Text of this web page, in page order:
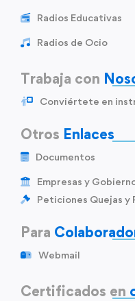
Radios Educativas
Radios de Ocio
Trabaja con
Conviértete en
Otros Enlaces
Documentos
Empresas y
Peticiones Quejas y
Para
Webmail
Certificados en